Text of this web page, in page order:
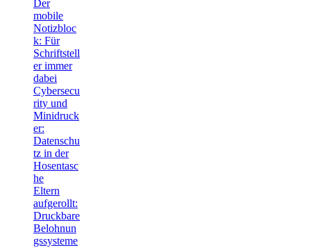
Der
mobile
Notizbloc
k: Für
Schriftstell
er immer
dabei
Cybersecu
rity und
Minidruck
er:
Datenschu
tz in der
Hosentasc
he
Eltern
aufgerollt:
Druckbare
Belohnun
gssysteme